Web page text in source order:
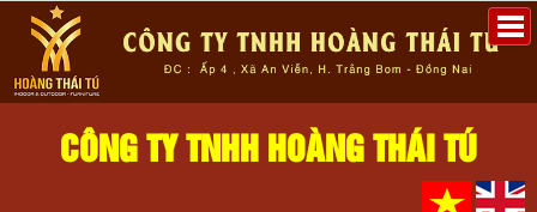
CÔNG TY TNHH HOÀNG THÁI TÚ